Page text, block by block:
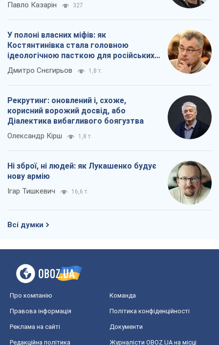
Павло Казарін 327
У полоні власних міфів: як
Костянтинівка стала головною
ідеологічною пасткою для російських
окупантів
Дмитро Снєгирьов 1,8 т.
Рекрутинг: оновлений і, схоже,
корисний ворожий досвід, або
Діалектика вибагливого боягузтва
Олександр Кірш 1,8 т.
Ні зброї, ні людей: як Лукашенко будує
нову армію
Ігар Тишкевич 16,6 т.
Всі думки
Про компанію Команда
Правова інформація Політика конфіденційності
Реклама на сайті Документи
Редакційна політика
Журналісти OBOZ.UA на місці